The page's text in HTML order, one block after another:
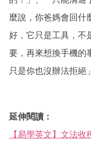
麼說，你爸媽會回什
好，它只是工具，不
要，再來想換手機的
只是你也沒辦法拒絕
延伸閱讀：
【易學英文】文法